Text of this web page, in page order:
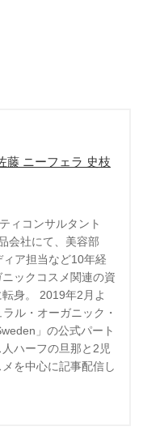
藤 ニーフェラ 史枝
ィコンサルタント
会社にて、美容部
ア担当など10年経
ックコスメ関連の資
身。 2019年2月よ
ル・オーガニック・
」の公式パート
ハーフの旦那と2児
を中心に記事配信し